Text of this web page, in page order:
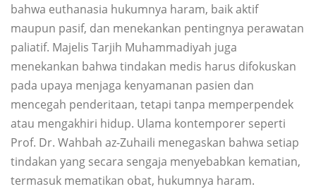
bahwa euthanasia hukumnya haram, baik aktif
maupun pasif, dan menekankan pentingnya perawatan
paliatif. Majelis Tarjih Muhammadiyah juga
menekankan bahwa tindakan medis harus difokuskan
pada upaya menjaga kenyamanan pasien dan
mencegah penderitaan, tetapi tanpa memperpendek
atau mengakhiri hidup. Ulama kontemporer seperti
Prof. Dr. Wahbah az-Zuhaili menegaskan bahwa setiap
tindakan yang secara sengaja menyebabkan kematian,
termasuk mematikan obat, hukumnya haram.